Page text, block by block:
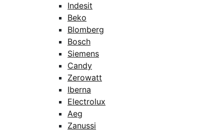
Indesit
Beko
Blomberg
Bosch
Siemens
Candy
Zerowatt
Iberna
Electrolux
Aeg
Zanussi